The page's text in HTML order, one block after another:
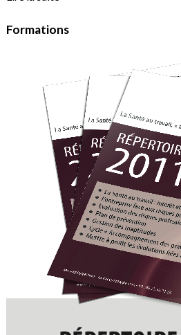
Formations